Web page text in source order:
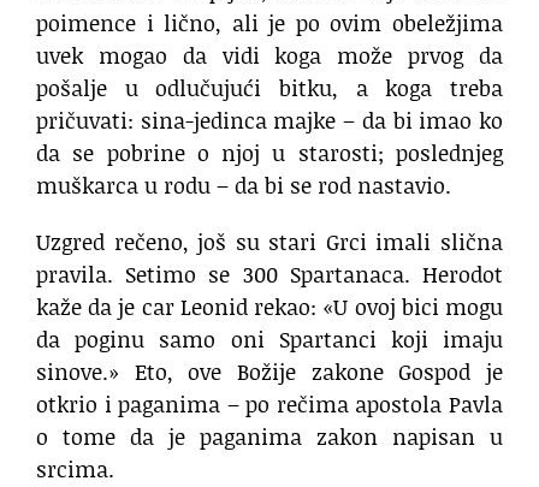
poimence i lično, ali je po ovim obeležjima
uvek mogao da vidi koga može prvog da
pošalje u odlučujući bitku, a koga treba
pričuvati: sina-jedinca majke – da bi imao ko
da se pobrine o njoj u starosti; poslednjeg
muškarca u rodu – da bi se rod nastavio.
Uzgred rečeno, još su stari Grci imali slična
pravila. Setimo se 300 Spartanaca. Herodot
kaže da je car Leonid rekao: «U ovoj bici mogu
da poginu samo oni Spartanci koji imaju
sinove.» Eto, ove Božije zakone Gospod je
otkrio i paganima – po rečima apostola Pavla
o tome da je paganima zakon napisan u
srcima.